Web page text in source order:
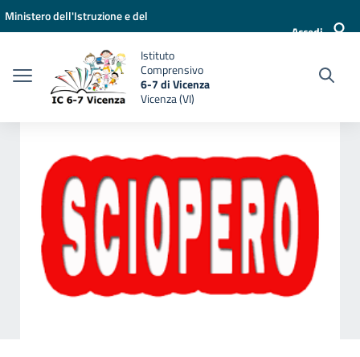
Vai ai contenuti
Vai al menu di navigazione
Vai al footer
Ministero dell'Istruzione e del
Accedi
Istituto
Comprensivo
6-7 di Vicenza
Vicenza (VI)